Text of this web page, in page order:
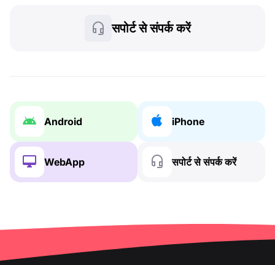
सपोर्ट से संपर्क करें
Android iPhone
WebApp सपोर्ट से संपर्क करें